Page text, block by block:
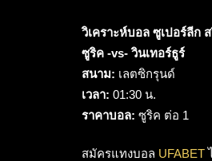
วิเคราะห์บอล ซูเปอร์ลีก
ซูริค -vs- วินเทอร์ธูร์
สนาม: เลตซิกรุนด์
เวลา: 01:30 น.
ราคาบอล: ซูริค ต่อ 1
สมัครแทงบอล UFABET